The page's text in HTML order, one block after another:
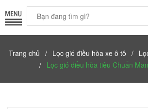
Trang chủ / Lọc gió điều hòa xe ô tô /
/ Lọc gió điều hòa tiêu Chuẩn